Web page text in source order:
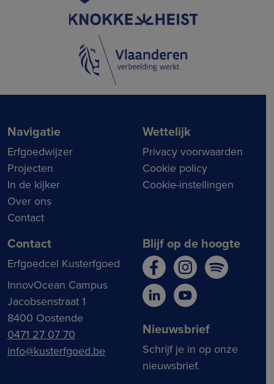
Navigatie
Erfgoedwijzer
Projecten
In de kijker
Over ons
Contact
Wettelijk
Privacy voorwaarden
Cookie policy
Cookie-instellingen
Contact
Erfgoedcel Kusterfgoed
InnovOcean Campus
Jacobsenstraat 1
8400 Oostende
0471 27 07 70
info@kusterfgoed.be
Blijf op de hoogte
Nieuwsbrief
Schrijf je in op onze
nieuwsbrief.